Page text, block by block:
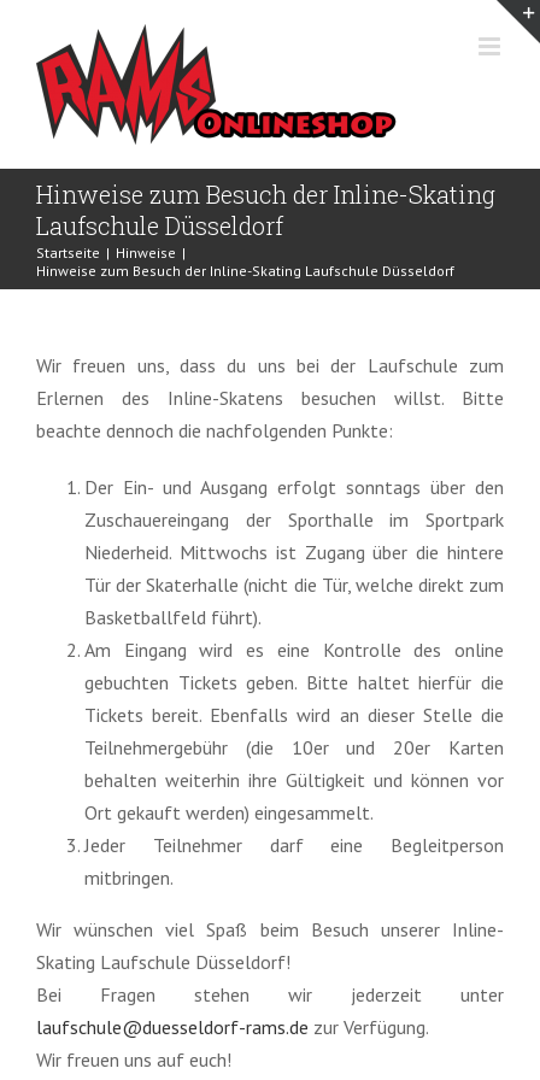
springen
Hinweise zum Besuch der Inline-Skating
Laufschule Düsseldorf
Startseite | Hinweise |
Hinweise zum Besuch der Inline-Skating Laufschule Düsseldorf
Wir freuen uns, dass du uns bei der Laufschule zum
Erlernen des Inline-Skatens besuchen willst. Bitte
beachte dennoch die nachfolgenden Punkte:
Der Ein- und Ausgang erfolgt sonntags über den
Zuschauereingang der Sporthalle im Sportpark
Niederheid. Mittwochs ist Zugang über die hintere
Tür der Skaterhalle (nicht die Tür, welche direkt zum
Basketballfeld führt).
Am Eingang wird es eine Kontrolle des online
gebuchten Tickets geben. Bitte haltet hierfür die
Tickets bereit. Ebenfalls wird an dieser Stelle die
Teilnehmergebühr (die 10er und 20er Karten
behalten weiterhin ihre Gültigkeit und können vor
Ort gekauft werden) eingesammelt.
Jeder Teilnehmer darf eine Begleitperson
mitbringen.
Wir wünschen viel Spaß beim Besuch unserer Inline-
Skating Laufschule Düsseldorf!
Bei Fragen stehen wir jederzeit unter
laufschule@duesseldorf-rams.de zur Verfügung.
Wir freuen uns auf euch!